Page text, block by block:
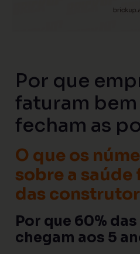
Por que
faturam
fecham as
O que os
sobre a saúde
das
Por que 60%
chegam aos 5